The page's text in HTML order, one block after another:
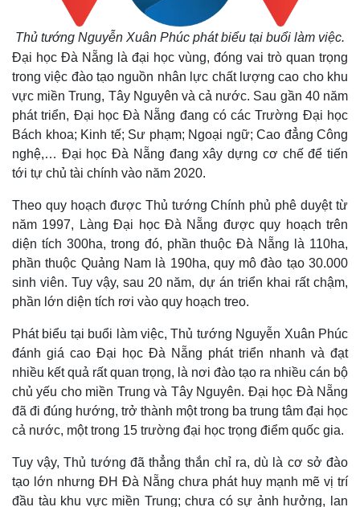
Thủ tướng Nguyễn Xuân Phúc phát biểu tại buổi làm việc.
Đại học Đà Nẵng là đại học vùng, đóng vai trò quan trọng
trong việc đào tạo nguồn nhân lực chất lượng cao cho khu
vực miền Trung, Tây Nguyên và cả nước. Sau gần 40 năm
phát triển, Đại học Đà Nẵng đang có các Trường Đại học
Bách khoa; Kinh tế; Sư phạm; Ngoại ngữ; Cao đẳng Công
nghệ,… Đại học Đà Nẵng đang xây dựng cơ chế để tiến
tới tự chủ tài chính vào năm 2020.
Theo quy hoạch được Thủ tướng Chính phủ phê duyệt từ
năm 1997, Làng Đại học Đà Nẵng được quy hoạch trên
diện tích 300ha, trong đó, phần thuộc Đà Nẵng là 110ha,
phần thuộc Quảng Nam là 190ha, quy mô đào tạo 30.000
sinh viên. Tuy vậy, sau 20 năm, dự án triển khai rất chậm,
phần lớn diện tích rơi vào quy hoạch treo.
Phát biểu tại buổi làm việc, Thủ tướng Nguyễn Xuân Phúc
đánh giá cao Đại học Đà Nẵng phát triển nhanh và đạt
nhiều kết quả rất quan trọng, là nơi đào tạo ra nhiều cán bộ
chủ yếu cho miền Trung và Tây Nguyên. Đại học Đà Nẵng
đã đi đúng hướng, trở thành một trong ba trung tâm đại học
cả nước, một trong 15 trường đại học trọng điểm quốc gia.
Tuy vậy, Thủ tướng đã thẳng thắn chỉ ra, dù là cơ sở đào
tạo lớn nhưng ĐH Đà Nẵng chưa phát huy mạnh mẽ vị trí
đầu tàu khu vực miền Trung; chưa có sự ảnh hưởng, lan